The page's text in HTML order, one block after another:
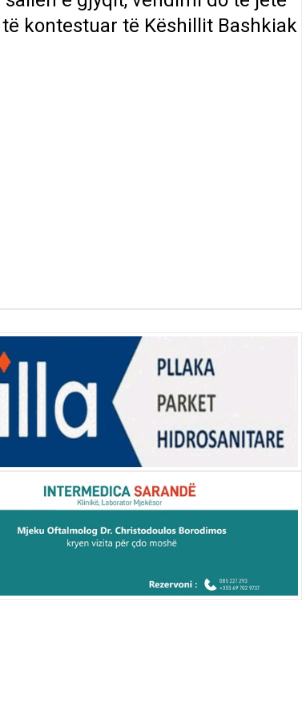
kontestuar të Këshillit Bashkiak